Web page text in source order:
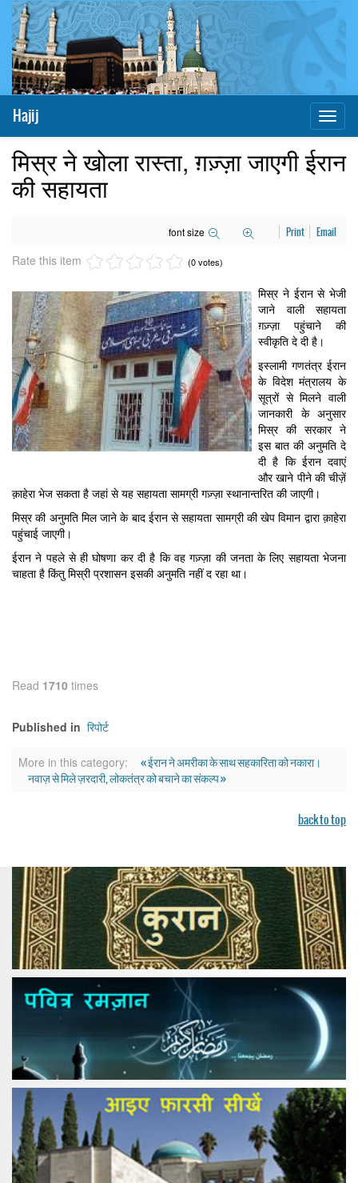
Hajij
मिस्र ने खोला रास्ता, ग़ज़्ज़ा जाएगी ईरान
की सहायता
font size Print Email
Rate this item (0 votes)
मिस्र ने ईरान से भेजी
जाने वाली सहायता
ग़ज़्ज़ा पहुंचाने की
स्वीकृति दे दी है।
इस्लामी गणतंत्र ईरान
के विदेश मंत्रालय के
सूत्रों से मिलने वाली
जानकारी के अनुसार
मिस्र की सरकार ने
इस बात की अनुमति दे
दी है कि ईरान दवाएं
और खाने पीने की चीज़ें
क़ाहेरा भेज सकता है जहां से यह सहायता सामग्री गज़्ज़ा स्थानान्तरित की जाएगी।
मिस्र की अनुमति मिल जाने के बाद ईरान से सहायता सामग्री की खेप विमान द्वारा क़ाहेरा
पहुंचाई जाएगी।
ईरान ने पहले से ही घोषणा कर दी है कि वह गज़्ज़ा की जनता के लिए सहायता भेजना
चाहता है किंतु मिस्री प्रशासन इसकी अनुमति नहीं द रहा था।
Read 1710 times
Published in रिपोर्ट
More in this category:
« ईरान ने अमरीका के साथ सहकारिता को नकारा।
नवाज़ से मिले ज़रदारी, लोकतंत्र को बचाने का संकल्प »
back to top